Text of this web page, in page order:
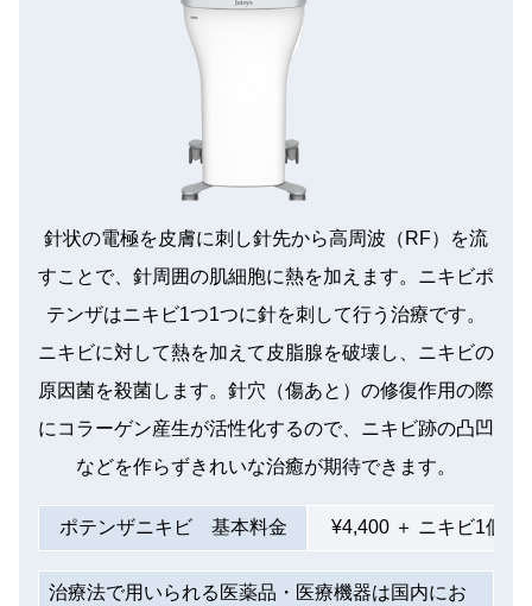
針状の電極を皮膚に刺し針先から高周波（RF）を流
すことで、針周囲の肌細胞に熱を加えます。ニキビポ
テンザはニキビ1つ1つに針を刺して行う治療です。
ニキビに対して熱を加えて皮脂腺を破壊し、ニキビの
原因菌を殺菌します。針穴（傷あと）の修復作用の際
にコラーゲン産生が活性化するので、ニキビ跡の凸凹
などを作らずきれいな治癒が期待できます。
ポテンザニキビ 基本料金 ¥4,400 ＋ ニキビ1個に
治療法で用いられる医薬品・医療機器は国内にお